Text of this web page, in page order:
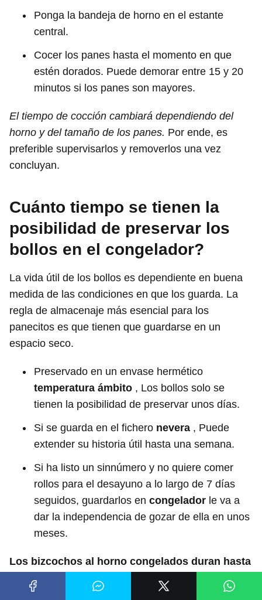
Ponga la bandeja de horno en el estante
central.
Cocer los panes hasta el momento en que
estén dorados. Puede demorar entre 15 y 20
minutos si los panes son mayores.
El tiempo de cocción cambiará dependiendo del
horno y del tamaño de los panes. Por ende, es
preferible supervisarlos y removerlos una vez
concluyan.
Cuánto tiempo se tienen la
posibilidad de preservar los
bollos en el congelador?
La vida útil de los bollos es dependiente en buena
medida de las condiciones en que los guarda. La
regla de almacenaje más esencial para los
panecitos es que tienen que guardarse en un
espacio seco.
Preservado en un envase hermético
temperatura ámbito , Los bollos solo se
tienen la posibilidad de preservar unos días.
Si se guarda en el fichero nevera , Puede
extender su historia útil hasta una semana.
Si ha listo un sinnúmero y no quiere comer
rollos para el desayuno a lo largo de 7 días
seguidos, guardarlos en congelador le va a
dar la independencia de gozar de ella en unos
meses.
Los bizcochos al horno congelados duran hasta
3 meses
. Se sostendrán indefinidamente en la
cámara fría si la temperatura es de 0 ° F.